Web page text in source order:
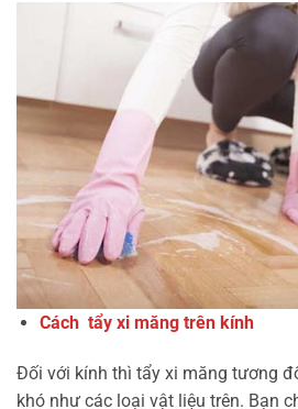
Cách tẩy xi măng trên kính
Đối với kính thì tẩy xi măng tương
khó như các loại vật liệu trên. Bạn